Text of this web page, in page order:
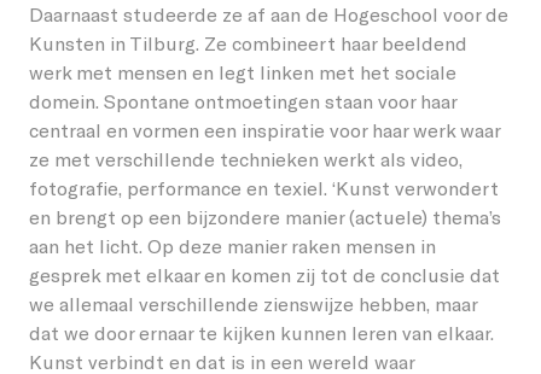
Daarnaast studeerde ze af aan de Hogeschool voor de
Kunsten in Tilburg. Ze combineert haar beeldend
werk met mensen en legt linken met het sociale
domein. Spontane ontmoetingen staan voor haar
centraal en vormen een inspiratie voor haar werk waar
ze met verschillende technieken werkt als video,
fotografie, performance en texiel. ‘Kunst verwondert
en brengt op een bijzondere manier (actuele) thema’s
aan het licht. Op deze manier raken mensen in
gesprek met elkaar en komen zij tot de conclusie dat
we allemaal verschillende zienswijze hebben, maar
dat we door ernaar te kijken kunnen leren van elkaar.
Kunst verbindt en dat is in een wereld waar